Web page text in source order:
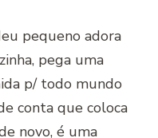
pequeno adora
pega uma
p/ todo mundo
conta que coloca
novo, é uma